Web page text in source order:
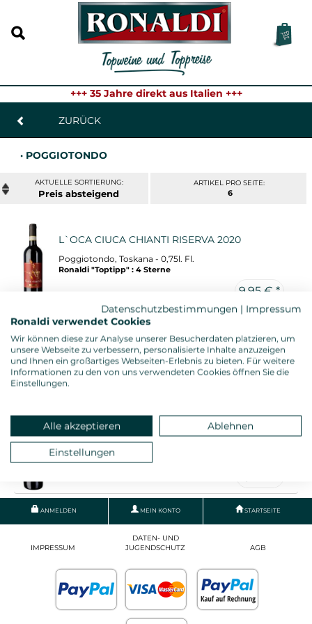
+++ 35 Jahre direkt aus Italien +++
ZURÜCK
· POGGIOTONDO
Preis
ARTIKEL PRO SEITE:
6
L`OCA CIUCA CHIANTI RISERVA 2020
Poggiotondo, Toskana - 0,75l. Fl.
Ronaldi "Toptipp" : 4 Sterne
9,95 € *
L`OCA CIUCA CHIANTI 2021
Poggiotondo, Toskana - 0,75l. Fl.
Ronaldi "Toptipp" : 3 Sterne
L`OCA CIUCA TOSCANA 2021
Poggiotondo, Toskana - 0,75l. Fl.
Ronaldi "Toptipp" : 3 Sterne
ANMELDEN MEIN KONTO STARTSEITE
IMPRESSUM
DATEN- UND
JUGENDSCHUTZ
AGB
Datenschutzbestimmungen | Impressum
Ronaldi verwendet Cookies
Wir können diese zur Analyse unserer Besucherdaten platzieren, um
unsere Webseite zu verbessern, personalisierte Inhalte anzuzeigen
und Ihnen ein großartiges Webseiten-Erlebnis zu bieten. Für weitere
Informationen zu den von uns verwendeten Cookies öffnen Sie die
Einstellungen.
Alle akzeptieren Ablehnen
Einstellungen